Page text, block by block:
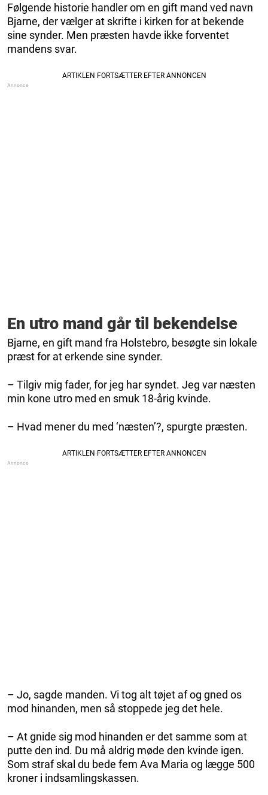
Følgende historie handler om en gift mand ved navn
Bjarne, der vælger at skrifte i kirken for at bekende
sine synder. Men præsten havde ikke forventet
mandens svar.
En utro mand går til bekendelse
Bjarne, en gift mand fra Holstebro, besøgte sin lokale
præst for at erkende sine synder.
– Tilgiv mig fader, for jeg har syndet. Jeg var næsten
min kone utro med en smuk 18-årig kvinde.
– Hvad mener du med ‘næsten’?, spurgte præsten.
– Jo, sagde manden. Vi tog alt tøjet af og gned os
mod hinanden, men så stoppede jeg det hele.
– At gnide sig mod hinanden er det samme som at
putte den ind. Du må aldrig møde den kvinde igen.
Som straf skal du bede fem Ava Maria og lægge 500
kroner i indsamlingskassen.